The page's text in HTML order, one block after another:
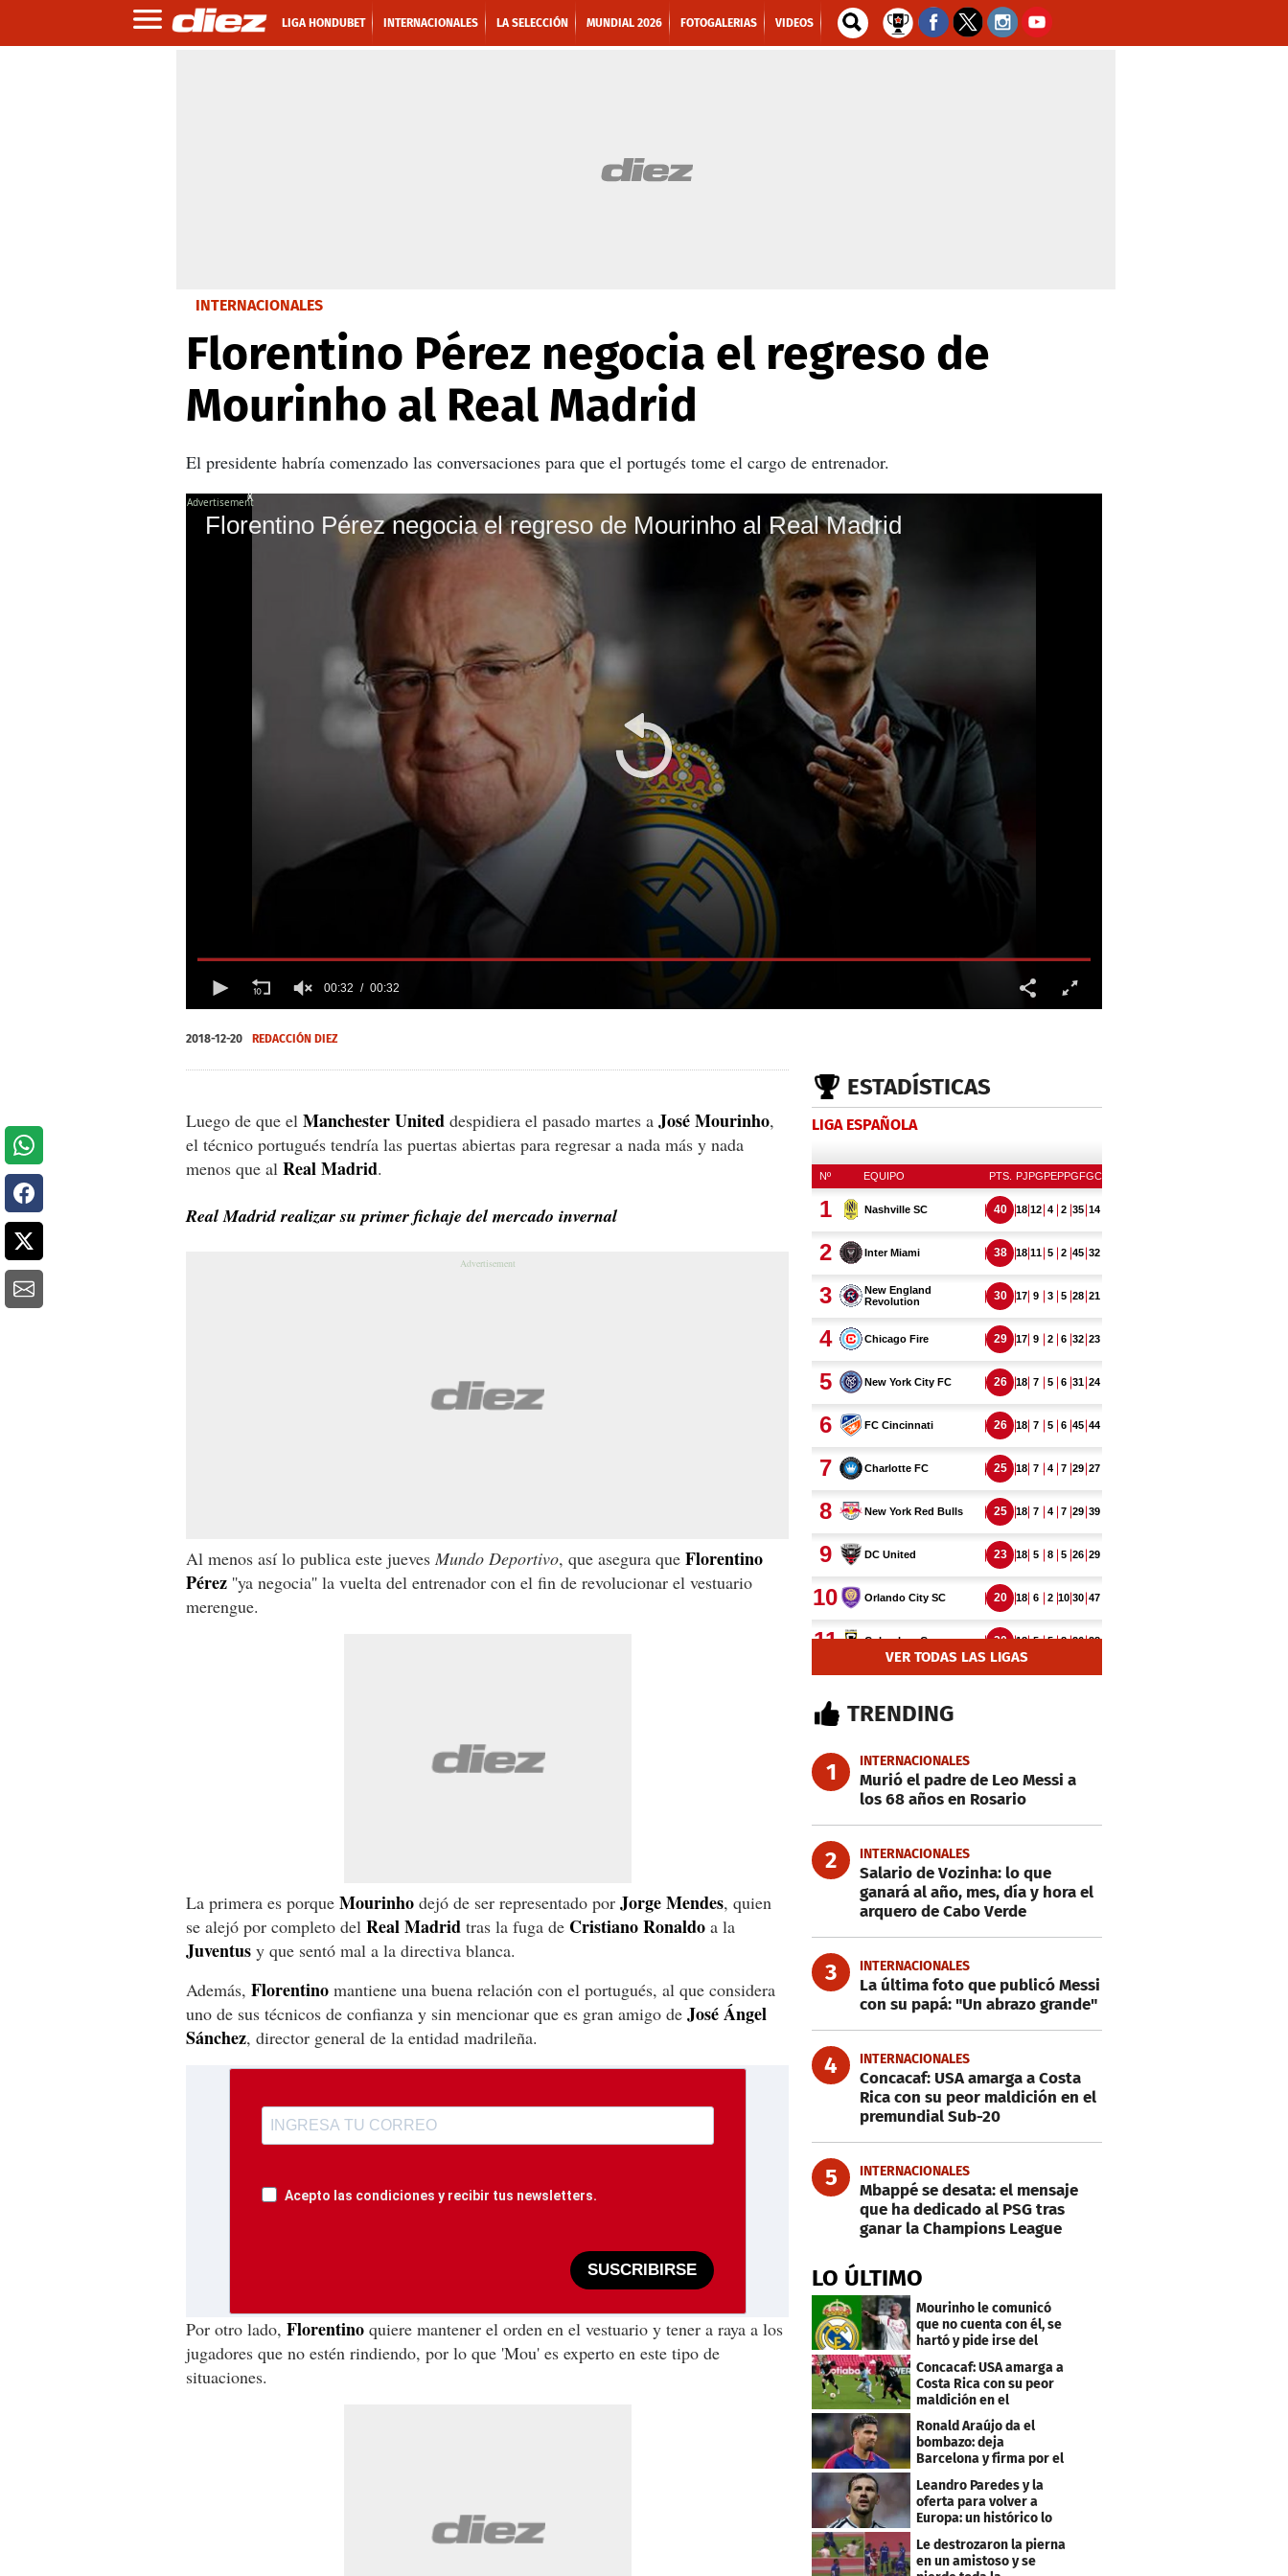
LIGA HONDUBET INTERNACIONALES LA SELECCIÓN MUNDIAL 2026 FOTOGALERIAS VIDEOS
INTERNACIONALES
Florentino Pérez negocia el regreso de
Mourinho al Real Madrid
El presidente habría comenzado las conversaciones para que el portugés tome el cargo de entrenador.
Florentino Pérez negocia el regreso de Mourinho al Real Madrid
seconds
of
00:32 00:32
X
2018-12-20 REDACCIÓN DIEZ
Luego de que el Manchester United despidiera el pasado martes a José Mourinho,
el técnico portugués tendría las puertas abiertas para regresar a nada más y nada
menos que al Real Madrid.
Real Madrid realizar su primer fichaje del mercado invernal
Al menos así lo publica este jueves Mundo Deportivo, que asegura que Florentino
Pérez ''ya negocia'' la vuelta del entrenador con el fin de revolucionar el vestuario
merengue.
La primera es porque Mourinho dejó de ser representado por Jorge Mendes, quien
se alejó por completo del Real Madrid tras la fuga de Cristiano Ronaldo a la
Juventus y que sentó mal a la directiva blanca.
Además, Florentino mantiene una buena relación con el portugués, al que considera
uno de sus técnicos de confianza y sin mencionar que es gran amigo de José Ángel
Sánchez, director general de la entidad madrileña.
Acepto las condiciones y recibir tus newsletters.
SUSCRIBIRSE
Por otro lado, Florentino quiere mantener el orden en el vestuario y tener a raya a los
jugadores que no estén rindiendo, por lo que 'Mou' es experto en este tipo de
situaciones.
ESTADÍSTICAS
LIGA ESPAÑOLA
VER TODAS LAS LIGAS
TRENDING
1 INTERNACIONALES
Murió el padre de Leo Messi a
los 68 años en Rosario
2 INTERNACIONALES
Salario de Vozinha: lo que
ganará al año, mes, día y hora el
arquero de Cabo Verde
3 INTERNACIONALES
La última foto que publicó Messi
con su papá: "Un abrazo grande"
4 INTERNACIONALES
Concacaf: USA amarga a Costa
Rica con su peor maldición en el
premundial Sub-20
5 INTERNACIONALES
Mbappé se desata: el mensaje
que ha dedicado al PSG tras
ganar la Champions League
LO ÚLTIMO
Mourinho le comunicó
que no cuenta con él, se
hartó y pide irse del
Concacaf: USA amarga a
Costa Rica con su peor
maldición en el
premundial Sub-20
Ronald Araújo da el
bombazo: deja
Barcelona y firma por el
club menos pensado
Leandro Paredes y la
oferta para volver a
Europa: un histórico lo
Le destrozaron la pierna
en un amistoso y se